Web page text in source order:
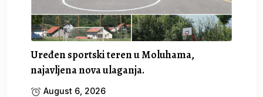
Uređen sportski teren u Moluhama,
najavljena nova ulaganja.
August 6, 2026